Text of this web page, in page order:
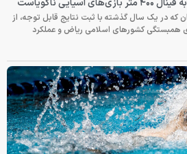
ناگویاست
که در یک سال گذشته با ثبت نتایج قابل توجه، از
همبستگی کشورهای اسلامی ریاض و عملکرد